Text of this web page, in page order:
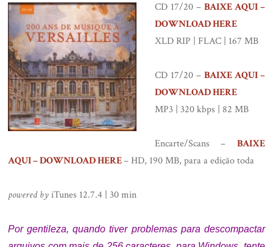
CD 17/20 – BAIXE AQUI –
DOWNLOAD HERE
XLD RIP | FLAC | 167 MB
CD 17/20 – BAIXE AQUI –
DOWNLOAD HERE
MP3 | 320 kbps | 82 MB
Encarte/Scans – BAIXE
AQUI – DOWNLOAD HERE– HD, 190 MB, para a edição toda
powered byiTunes 12.7.4 | 30 min
Por gentileza, quando tiver problemas para descompactar